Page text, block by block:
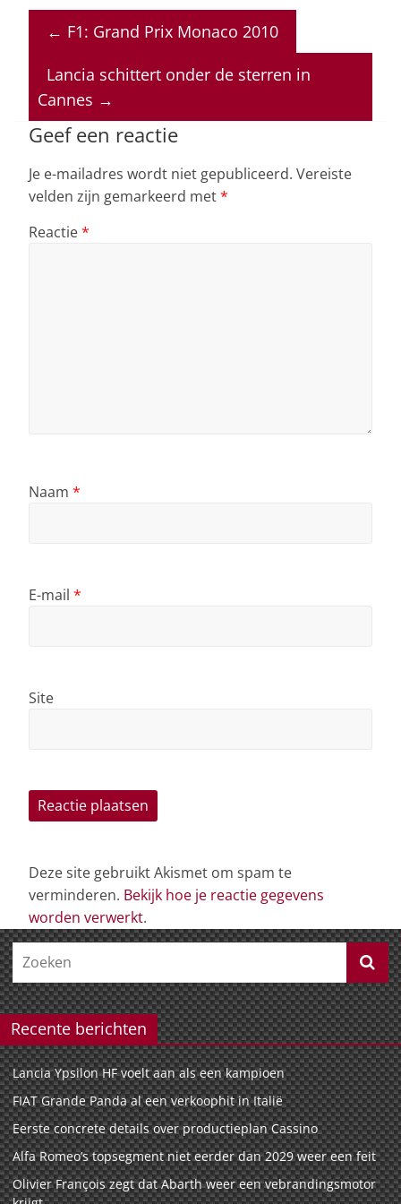
at
s
A
p
p
c
e
b
o
o
k
k
e
dI
re
a
d
ai
l
← F1: Grand Prix Monaco 2010
Lancia schittert onder de sterren in
Cannes →
Geef een reactie
Je e-mailadres wordt niet gepubliceerd. Vereiste
velden zijn gemarkeerd met*
Reactie*
Naam *
E-mail *
Site
Deze site gebruikt Akismet om spam te
verminderen. Bekijk hoe je reactie gegevens
worden verwerkt.
Recente berichten
Lancia Ypsilon HF voelt aan als een kampioen
FIAT Grande Panda al een verkoophit in Italië
Eerste concrete details over productieplan Cassino
Alfa Romeo’s topsegment niet eerder dan 2029 weer een feit
Olivier François zegt dat Abarth weer een vebrandingsmotor